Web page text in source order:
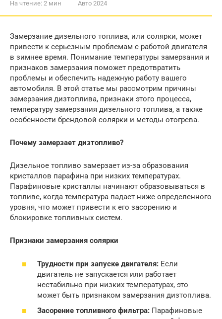
На чтение: 2 мин Авто 2024
Замерзание дизельного топлива, или солярки, может
привести к серьезным проблемам с работой двигателя
в зимнее время. Понимание температуры замерзания и
признаков замерзания поможет предотвратить
проблемы и обеспечить надежную работу вашего
автомобиля. В этой статье мы рассмотрим причины
замерзания дизтоплива, признаки этого процесса,
температуру замерзания дизельного топлива, а также
особенности брендовой солярки и методы отогрева.
Почему замерзает дизтопливо?
Дизельное топливо замерзает из-за образования
кристаллов парафина при низких температурах.
Парафиновые кристаллы начинают образовываться в
топливе, когда температура падает ниже определенного
уровня, что может привести к его засорению и
блокировке топливных систем.
Признаки замерзания солярки
Трудности при запуске двигателя: Если
двигатель не запускается или работает
нестабильно при низких температурах, это
может быть признаком замерзания дизтоплива.
Засорение топливного фильтра: Парафиновые